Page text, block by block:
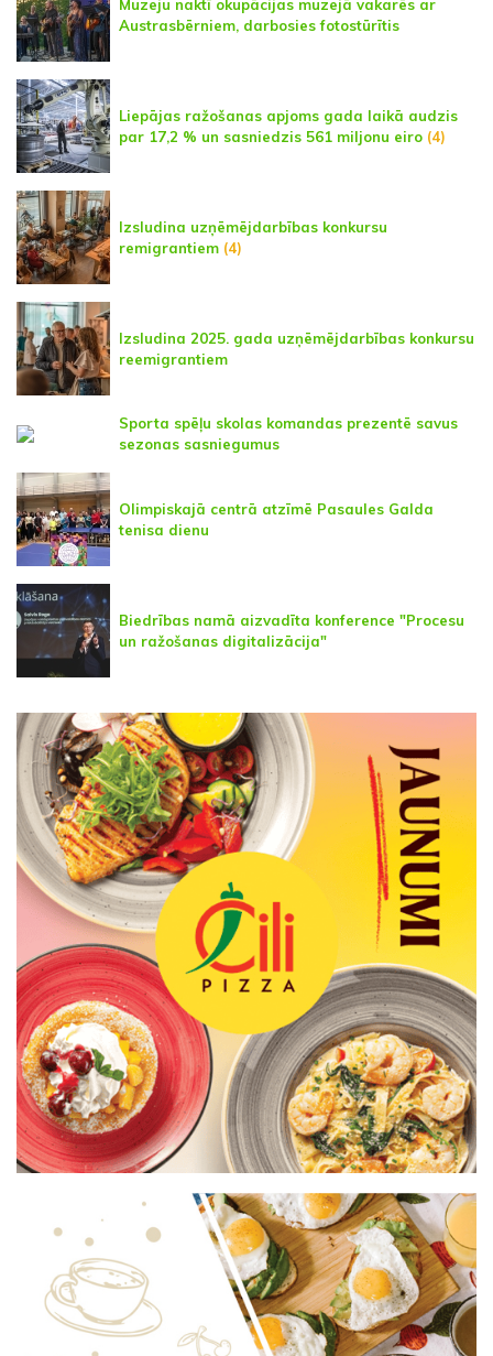
Muzeju naktī okupācijas muzejā vakarēs ar
Austrasbērniem, darbosies fotostūrītis
Liepājas ražošanas apjoms gada laikā audzis
par 17,2 % un sasniedzis 561 miljonu eiro (4)
Izsludina uzņēmējdarbības konkursu
remigrantiem (4)
Izsludina 2025. gada uzņēmējdarbības konkursu
reemigrantiem
Sporta spēļu skolas komandas prezentē savus
sezonas sasniegumus
Olimpiskajā centrā atzīmē Pasaules Galda
tenisa dienu
Biedrības namā aizvadīta konference "Procesu
un ražošanas digitalizācija"